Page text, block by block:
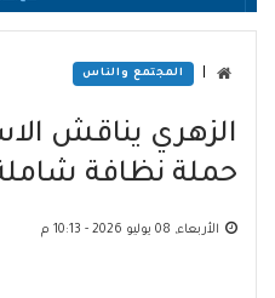
المجتمع والناس
الزهري يناقش
حملة نظافة
الأربعاء, 08 يوليو 2026 - 10:13 م